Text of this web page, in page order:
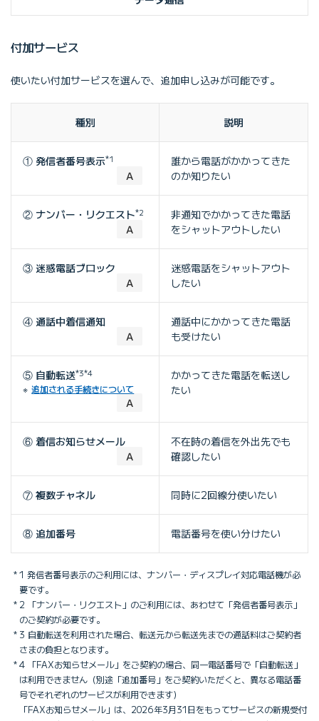
付加サービス
使いたい付加サービスを選んで、追加申し込みが可能です。
種別 説明
① 発信者番号表示*1
Ａ
誰から電話がかかってきた
のか知りたい
② ナンバー・リクエスト*2
Ａ
非通知でかかってきた電話
をシャットアウトしたい
③ 迷惑電話ブロック
Ａ
迷惑電話をシャットアウト
したい
④ 通話中着信通知
Ａ
通話中にかかってきた電話
も受けたい
⑤ 自動転送*3*4
追加される手続きについて
Ａ
かかってきた電話を転送し
たい
⑥ 着信お知らせメール
Ａ
不在時の着信を外出先でも
確認したい
⑦ 複数チャネル 同時に2回線分使いたい
⑧ 追加番号 電話番号を使い分けたい
1 発信者番号表示のご利用には、ナンバー・ディスプレイ対応電話機が必
要です。
2 「ナンバー・リクエスト」のご利用には、あわせて「発信者番号表示」
のご契約が必要です。
3 自動転送を利用された場合、転送元から転送先までの通話料はご契約者
さまの負担となります。
4 「FAXお知らせメール」をご契約の場合、同一電話番号で「自動転送」
は利用できません（別途「追加番号」をご契約いただくと、異なる電話番
号でそれぞれのサービスが利用できます）
「FAXお知らせメール」は、2026年3月31日をもってサービスの新規受付